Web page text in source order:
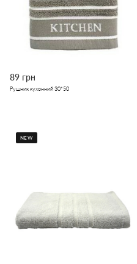
89 грн
Рушник кухонний 30*50
NEW